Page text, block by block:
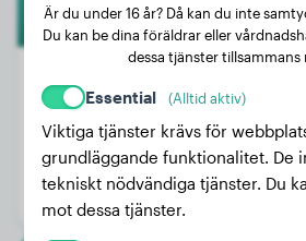
Vikt:
Ålder:
Är du under 16 år? Då kan du inte
Du kan be dina föräldrar eller
dessa tjänster tillsammans
Essential (Alltid aktiv)
Viktiga tjänster krävs för
grundläggande funktionalitet. De
tekniskt nödvändiga tjänster. Du
mot dessa tjänster.